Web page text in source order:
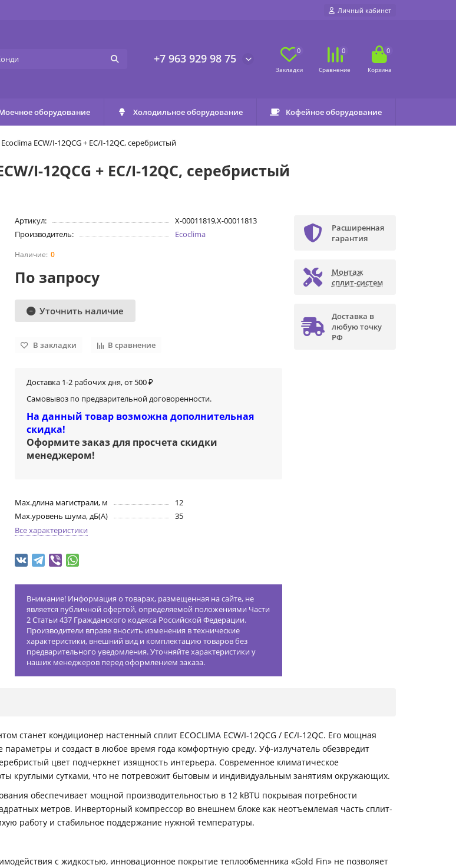
Личный кабинет
+7 963 929 98 75
0 0 0
оборудование Холодильное оборудование Кофейное оборудование
ECW/I-12QCG + EC/I-12QC, серебристый
I-12QCG + EC/I-12QC, серебристый
Артикул:
X-00011819,X-00011813
Производитель:
Ecoclima
0
По запросу
Уточнить наличие
В закладки В сравнение
Доставка 1-2 рабочих дня, от 500 ₽
Самовывоз по предварительной договоренности.
На данный товар возможна дополнительная
скидка!
Оформите заказ для просчета скидки
менеджером!
Max.длина магистрали, м
12
Max.уровень шума, дБ(А)
35
Все характеристики
Внимание! Информация о товарах, размещенная на сайте, не
является публичной офертой, определяемой положениями Части
2 Статьи 437 Гражданского кодекса Российской Федерации.
Производители вправе вносить изменения в технические
характеристики, внешний вид и комплектацию товаров без
предварительного уведомления. Уточняйте характеристики у
наших менеджеров перед оформлением заказа.
Расширенная
гарантия
Монтаж
сплит-систем
Доставка в
любую точку
РФ
станет кондиционер настенный сплит ECOCLIMA ECW/I-12QCG / EC/I-12QC. Его мощная
и создаст в любое время года комфортную среду. Уф-излучатель обезвредит
цвет подчеркнет изящность интерьера. Современное климатическое
круглыми сутками, что не потревожит бытовым и индивидуальным занятиям окружающих.
обеспечивает мощной производительностью в 12 kBTU покрывая потребности
метров. Инверторный компрессор во внешнем блоке как неотъемлемая часть сплит-
работу и стабильное поддержание нужной температуры.
с жидкостью, инновационное покрытие теплообменника «Gold Fin» не позволяет